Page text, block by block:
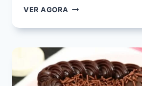
VER AGORA RECEITA
OVO
PRESTÍGIO